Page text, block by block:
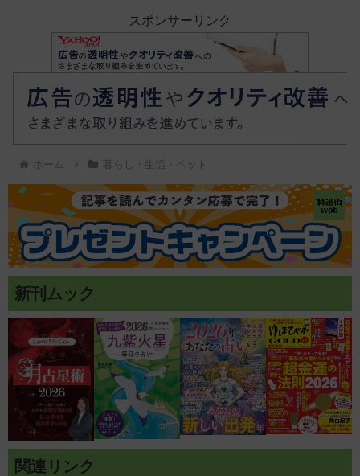
スポンサーリンク
ホーム 暮らし・生活・ペット
新刊ムック
関連リンク